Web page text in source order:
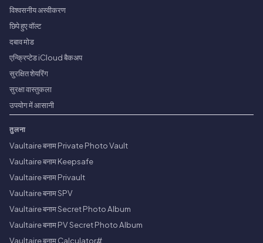
विश्वसनीय अस्वीकरण
छिपे हुए वॉल्ट
दबाव मोड
एन्क्रिप्टेड iCloud बैकअप
सुरक्षित शेयरिंग
सुरक्षा वास्तुकला
उपयोग में आसानी
तुलना
Vaultaire बनाम Private Photo Vault
Vaultaire बनाम Keepsafe
Vaultaire बनाम Privault
Vaultaire बनाम SPV
Vaultaire बनाम Secret Photo Album
Vaultaire बनाम PV Secret Photo Album
Vaultaire बनाम Calculator#